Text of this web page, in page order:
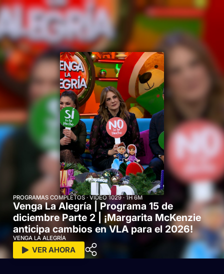
Inicio
Cine mexicano
Comedia
Deportes
Historias
MicroDramas
Novelas
Podcast
Programas
Realities y concursos
Recomendados para ti
Regional News México
Series
Short Dramas
Short Dramas.
PROGRAMAS COMPLETOS · VIDEO 1029 · 1H 6M
Venga La Alegría | Programa 15 de
diciembre Parte 2 | ¡Margarita McKenzie
anticipa cambios en VLA para el 2026!
VENGA LA ALEGRÍA
VER AHORA